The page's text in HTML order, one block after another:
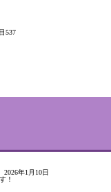
537
2026年1月10日